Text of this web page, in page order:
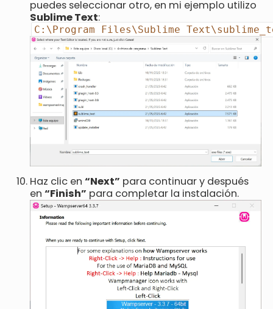
puedes seleccionar otro, en mi ejemplo utilizo
Sublime Text:
C:\Program Files\Sublime
Haz clic en“Next” para continuar y después
en“Finish” para completar la instalación.